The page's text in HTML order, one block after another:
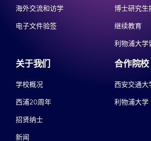
海外交流和访学
电子文件验签
博士研究生
继续教育
利物浦大学
关于我们
学校概况
西浦20周年
招贤纳士
新闻
合作院校
西安交通大
利物浦大学